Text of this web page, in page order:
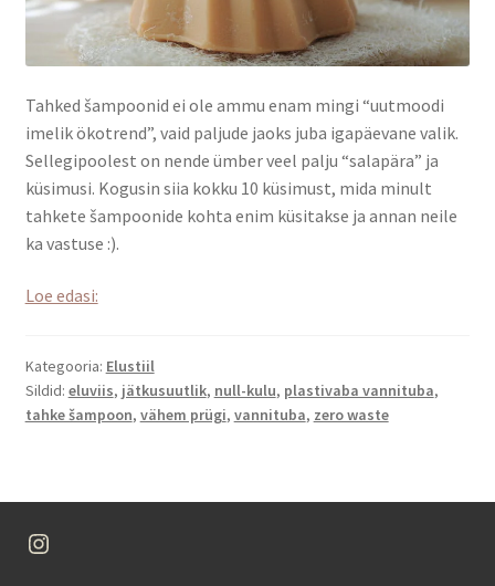
Tahked šampoonid ei ole ammu enam mingi “uutmoodi
imelik ökotrend”, vaid paljude jaoks juba igapäevane valik.
Sellegipoolest on nende ümber veel palju “salapära” ja
küsimusi. Kogusin siia kokku 10 küsimust, mida minult
tahkete šampoonide kohta enim küsitakse ja annan neile
ka vastuse :).
Loe edasi:10
šampooni
kohta
Kategooria: Elustiil
Sildid: eluviis, jätkusuutlik, null-kulu, plastivaba vannituba,
tahke šampoon, vähem prügi, vannituba, zero waste
Instagram